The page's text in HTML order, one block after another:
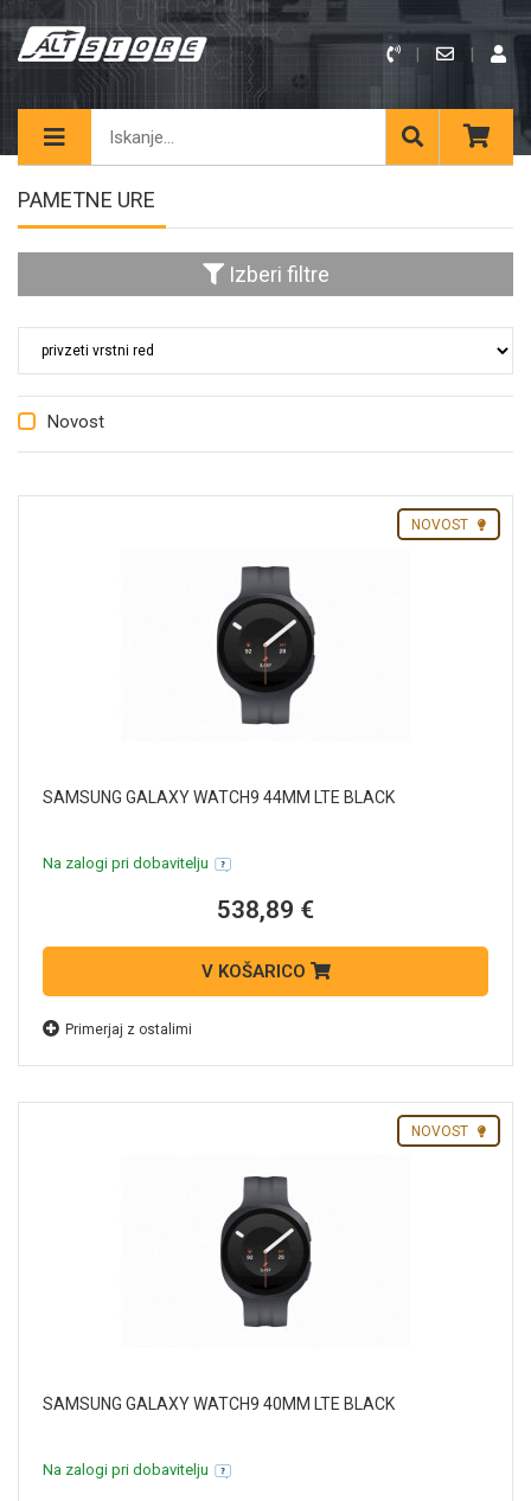
PAMETNE URE
Izberi filtre
Novost
NOVOST
SAMSUNG GALAXY WATCH9 44MM LTE BLACK
Na zalogi pri dobavitelju
538,89 €
V KOŠARICO
Primerjaj z ostalimi
NOVOST
SAMSUNG GALAXY WATCH9 40MM LTE BLACK
Na zalogi pri dobavitelju